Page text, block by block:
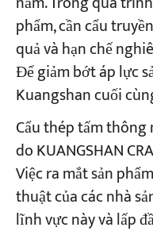
phẩm, cần cẩu
quả và hạn chế
Để giảm bớt áp lực
Kuangshan cuối
Cẩu thép tấm thông
do KUANGSHAN
Việc ra mắt sản
thuật của các nhà
lĩnh vực này và lấp